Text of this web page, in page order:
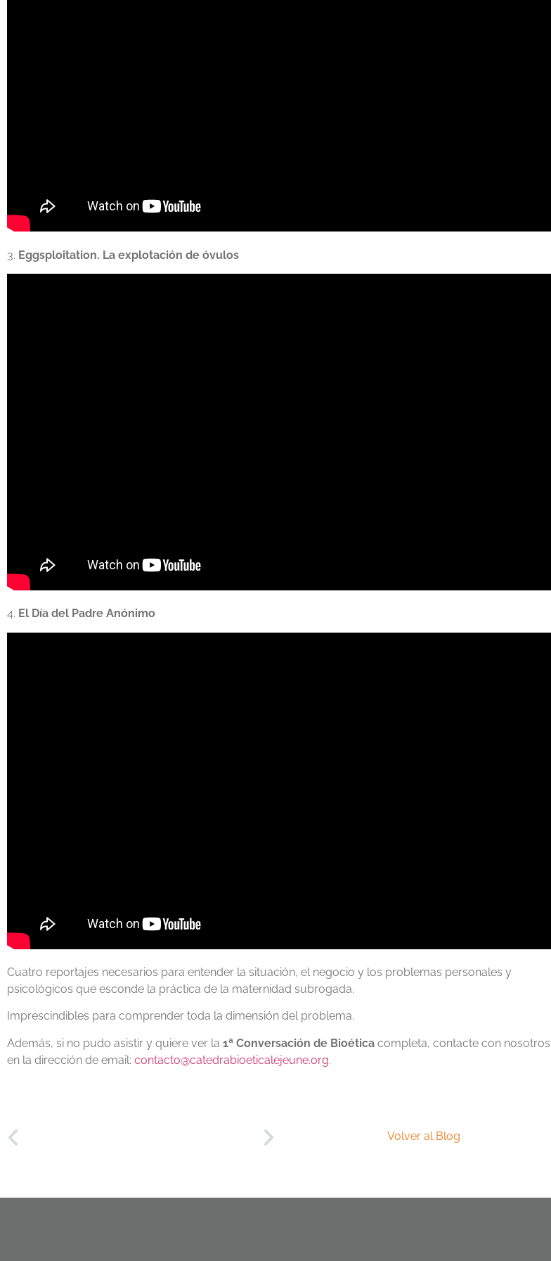
3. Eggsploitation. La explotación de óvulos
4. El Día del Padre Anónimo
Cuatro reportajes necesarios para entender la situación, el negocio y los problemas personales y
psicológicos que esconde la práctica de la maternidad subrogada.
Imprescindibles para comprender toda la dimensión del problema.
Además, si no pudo asistir y quiere ver la 1ª Conversación de Bioética completa, contacte con nosotros
en la dirección de email: contacto@catedrabioeticalejeune.org.
Volver al Blog